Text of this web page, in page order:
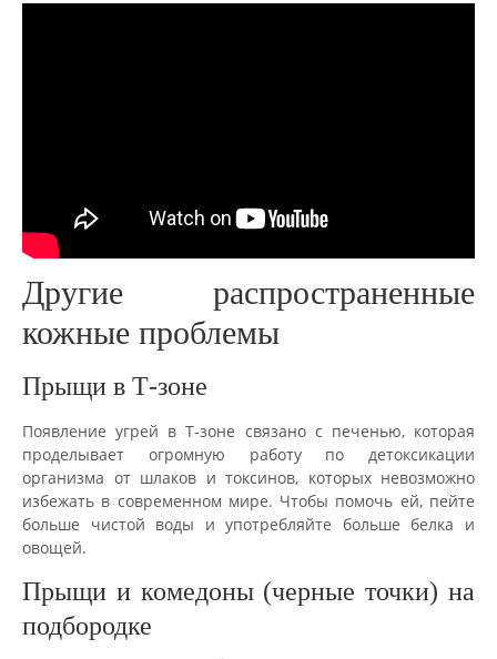
Другие распространенные
кожные проблемы
Прыщи в Т-зоне
Появление угрей в Т-зоне связано с печенью, которая
проделывает огромную работу по детоксикации
организма от шлаков и токсинов, которых невозможно
избежать в современном мире. Чтобы помочь ей, пейте
больше чистой воды и употребляйте больше белка и
овощей.
Прыщи и комедоны (черные точки) на
подбородке